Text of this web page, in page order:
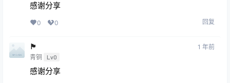
感谢分享
0 0 回复
🏴
青铜 Lv0
1 年前
感谢分享